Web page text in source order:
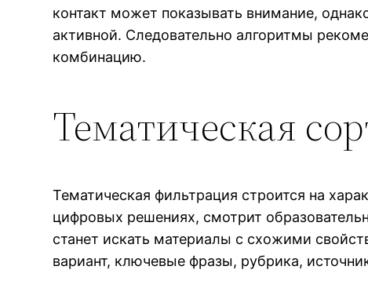
контакт может показывать внимание,
активной. Следовательно алгоритмы
комбинацию.
Тематическая
Тематическая фильтрация строится на
цифровых решениях, смотрит
станет искать материалы с схожими
вариант, ключевые фразы, рубрика,